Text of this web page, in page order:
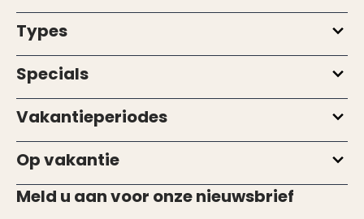
Types
Specials
Vakantieperiodes
Op vakantie
Meld u aan voor onze nieuwsbrief